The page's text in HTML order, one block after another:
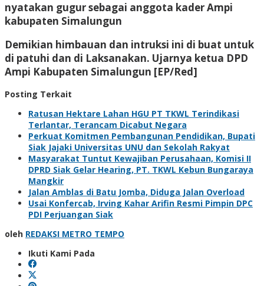
nyatakan gugur sebagai anggota kader Ampi
kabupaten Simalungun
Demikian himbauan dan intruksi ini di buat untuk
di patuhi dan di Laksanakan. Ujarnya ketua DPD
Ampi Kabupaten Simalungun [EP/Red]
Posting Terkait
Ratusan Hektare Lahan HGU PT TKWL Terindikasi
Terlantar, Terancam Dicabut Negara
Perkuat Komitmen Pembangunan Pendidikan, Bupati
Siak Jajaki Universitas UNU dan Sekolah Rakyat
Masyarakat Tuntut Kewajiban Perusahaan, Komisi II
DPRD Siak Gelar Hearing, PT. TKWL Kebun Bungaraya
Mangkir
Jalan Amblas di Batu Jomba, Diduga Jalan Overload
Usai Konfercab, Irving Kahar Arifin Resmi Pimpin DPC
PDI Perjuangan Siak
oleh REDAKSI METRO TEMPO
Ikuti Kami Pada